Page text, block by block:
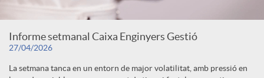
Informe setmanal Caixa Enginyers Gestió
27/04/2026
La setmana tanca en un entorn de major volatilitat, amb pressió en